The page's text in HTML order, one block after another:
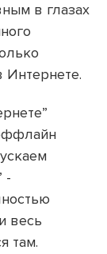
в глазах
Интернете.
-
весь
там.